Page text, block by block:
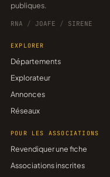
publiques.
RNA / JOAFE / SIRENE
EXPLORER
Départements
Explorateur
Annonces
Réseaux
POUR LES ASSOCIATIONS
Revendiquer une fiche
Associations inscrites